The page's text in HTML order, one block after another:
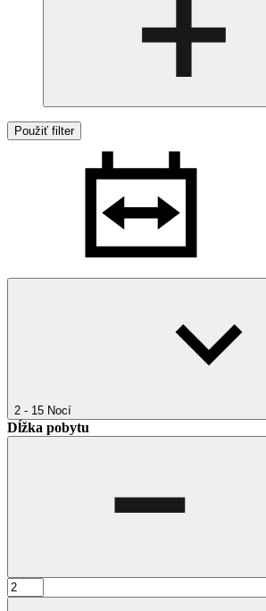
Použiť filter
2 - 15 Nocí
Dĺžka pobytu